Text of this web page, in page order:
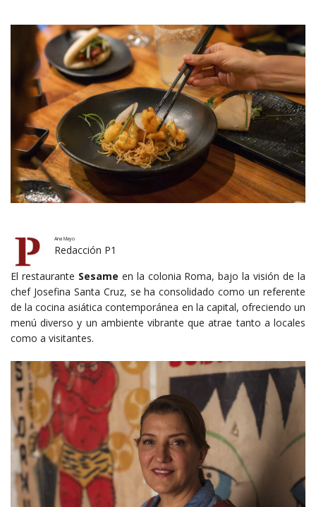
Ana Mayo
Redacción P1
El restaurante Sesame en la colonia Roma, bajo la visión de la
chef Josefina Santa Cruz, se ha consolidado como un referente
de la cocina asiática contemporánea en la capital, ofreciendo un
menú diverso y un ambiente vibrante que atrae tanto a locales
como a visitantes.